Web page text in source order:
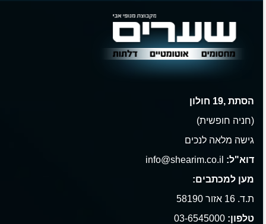
הסתת ,19 חולון
(חניה חופשית)
גישה מלאה לנכים
דוא"ל:
מען למכתבים:
ת.ד. 16 אזור 58190
טלפון: